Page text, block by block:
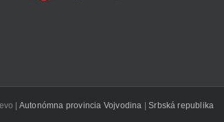
| Autonómna provincia Vojvodina |Srbská republika